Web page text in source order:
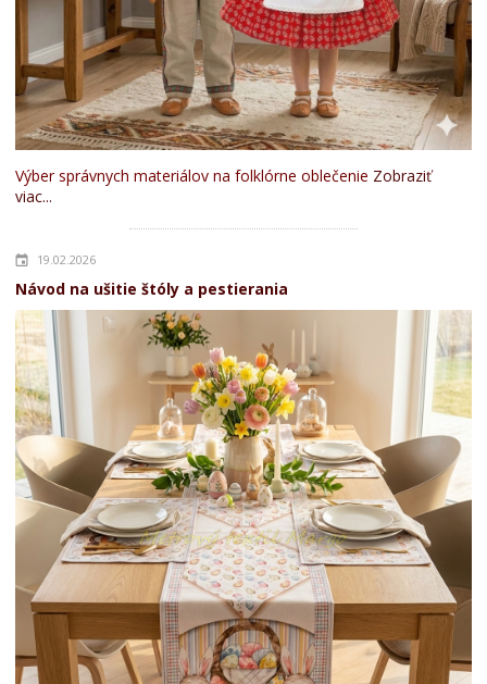
Výber správnych materiálov na folklórne oblečenie Zobraziť
viac...
19.02.2026
Návod na ušitie štóly a pestierania